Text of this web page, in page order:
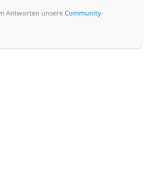
Antworten unsere Community-